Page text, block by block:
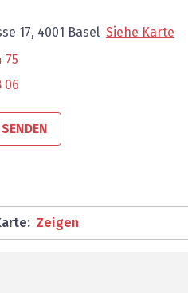
17, 4001 Basel Siehe Karte
75
06
: Zeigen